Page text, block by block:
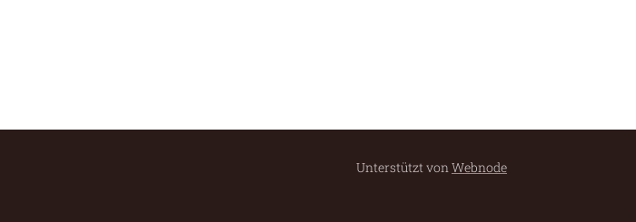
Unterstützt vonWebnode